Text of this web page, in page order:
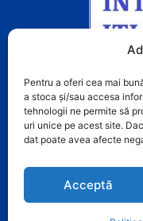
Pentru a oferi cea mai
a stoca și/sau accesa
tehnologii ne permite să
uri unice pe acest site.
dat poate avea afecte
Acceptă